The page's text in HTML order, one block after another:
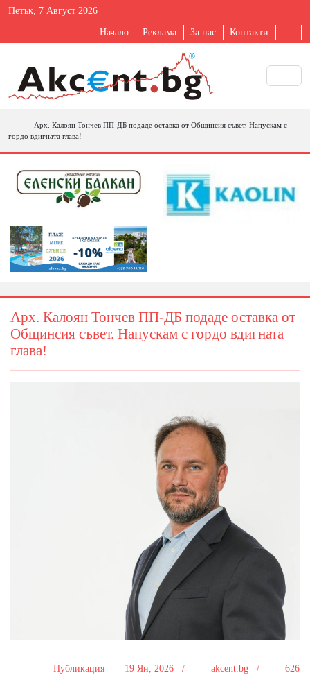
Петък, 7 Август 2026
Начало Реклама За нас Контакти
Арх. Калоян Тончев ПП-ДБ подаде оставка от Общинсия съвет. Напускам с
гордо вдигната глава!
Арх. Калоян Тончев ПП-ДБ подаде оставка от
Общинсия съвет. Напускам с гордо вдигната
глава!
Публикация 19 Ян, 2026 / akcent.bg / 626